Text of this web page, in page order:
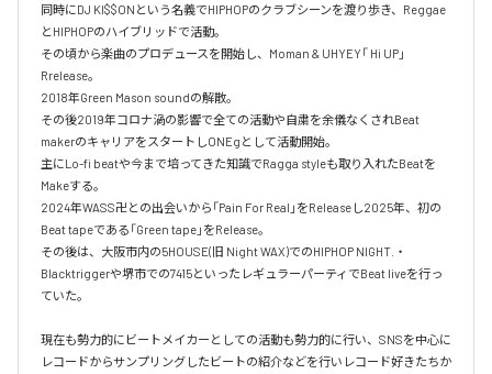
同時にDJ KI$$ONという名義でHIPHOPのクラブシーンを渡り歩き、Reggae
とHIPHOPのハイブリッドで活動。
その頃から楽曲のプロデュースを開始し、Moman & UHYEY「 Hi UP」
Rrelease。
2018年Green Mason soundの解散。
その後2019年コロナ渦の影響で全ての活動や自粛を余儀なくされBeat
makerのキャリアをスタートしONEgとして活動開始。
主にLo-fi beatや今まで培ってきた知識でRagga styleも取り入れたBeatを
Makeする。
2024年WASS卍との出会いから「Pain For Real」をReleaseし2025年、初の
Beat tapeである「Green tape」をRelease。
その後は、大阪市内の5HOUSE(旧 Night WAX)でのHIPHOP NIGHT.・
Blacktriggerや堺市での7415といったレギュラーパーティでBeat liveを行っ
ていた。
現在も勢力的にビートメイカーとしての活動も勢力的に行い、SNSを中心に
レコードからサンプリングしたビートの紹介などを行いレコード好きたちか